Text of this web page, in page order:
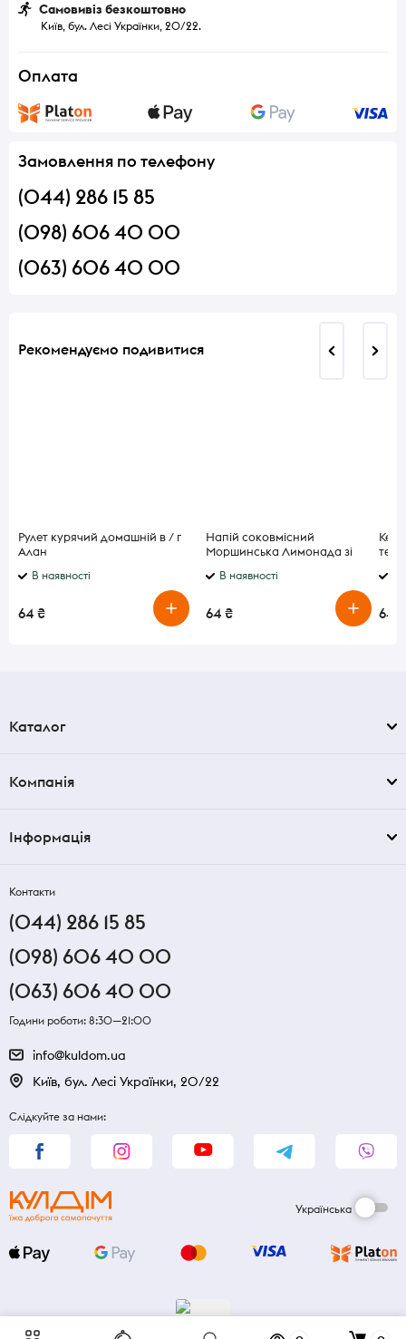
Самовивіз безкоштовно
Київ, бул. Лесі Українки, 20/22.
Оплата
Замовлення по телефону
(044) 286 15 85
(098) 606 40 00
(063) 606 40 00
Рекомендуємо подивитися
Рулет курячий домашній в / г
Алан
В наявності
64 ₴
Напій соковмісний
Моршинська Лимонада зі
л В наявності
64 ₴ 64 ₴
Каталог
Компанія
Інформація
Контакти
(044) 286 15 85
(098) 606 40 00
(063) 606 40 00
Години роботи: 8:30—21:00
info@kuldom.ua
Київ, бул. Лесі Українки, 20/22
Слідкуйте за нами:
Українська